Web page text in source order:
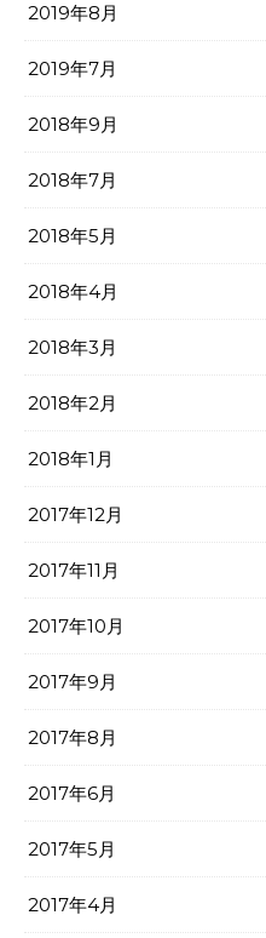
2019年8月
2019年7月
2018年9月
2018年7月
2018年5月
2018年4月
2018年3月
2018年2月
2018年1月
2017年12月
2017年11月
2017年10月
2017年9月
2017年8月
2017年6月
2017年5月
2017年4月